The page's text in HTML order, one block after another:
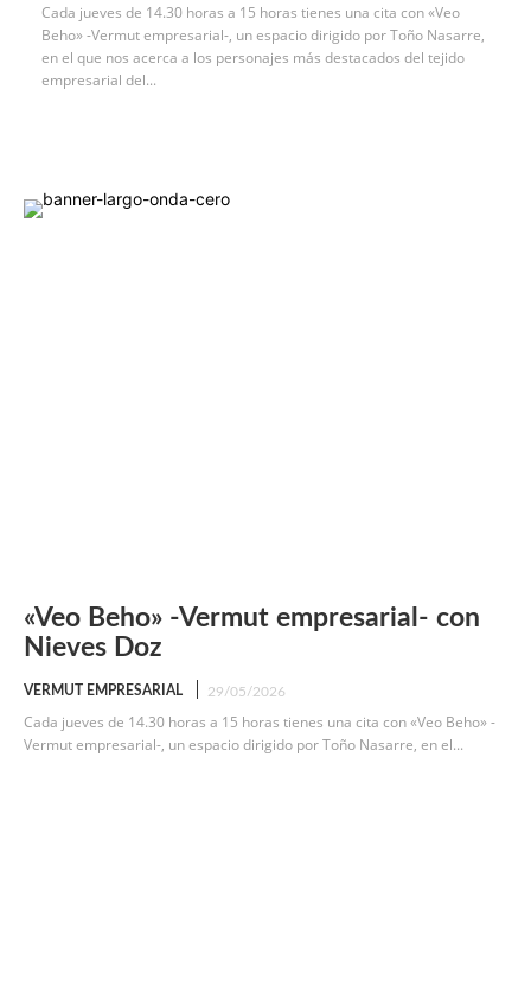
Cada jueves de 14.30 horas a 15 horas tienes una cita con «Veo
Beho» -Vermut empresarial-, un espacio dirigido por Toño Nasarre,
en el que nos acerca a los personajes más destacados del tejido
empresarial del...
«Veo Beho» -Vermut empresarial- con
Nieves Doz
VERMUT EMPRESARIAL 29/05/2026
Cada jueves de 14.30 horas a 15 horas tienes una cita con «Veo Beho» -
Vermut empresarial-, un espacio dirigido por Toño Nasarre, en el...